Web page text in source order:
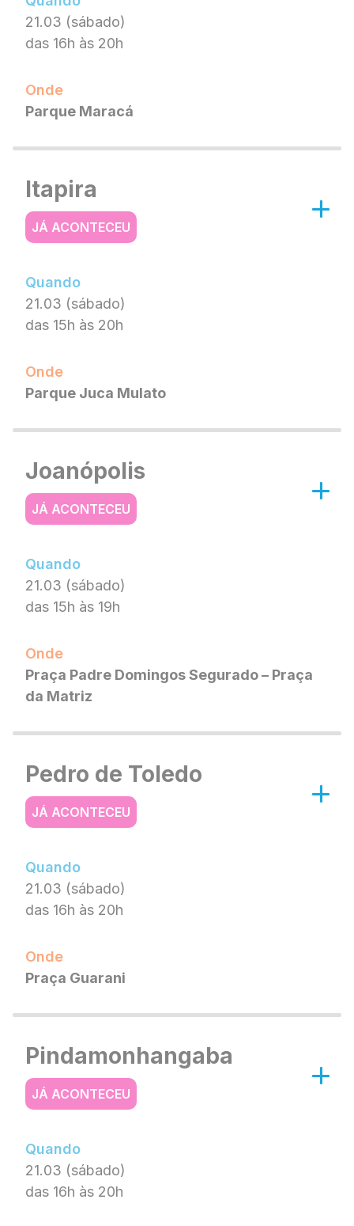
21.03 (sábado)
das 16h às 20h
Onde
Parque Maracá
Itapira
JÁ ACONTECEU
Quando
21.03 (sábado)
das 15h às 20h
Onde
Parque Juca Mulato
Joanópolis
JÁ ACONTECEU
Quando
21.03 (sábado)
das 15h às 19h
Onde
Praça Padre Domingos Segurado – Praça
da Matriz
Pedro de Toledo
JÁ ACONTECEU
Quando
21.03 (sábado)
das 16h às 20h
Onde
Praça Guarani
Pindamonhangaba
JÁ ACONTECEU
Quando
21.03 (sábado)
das 16h às 20h